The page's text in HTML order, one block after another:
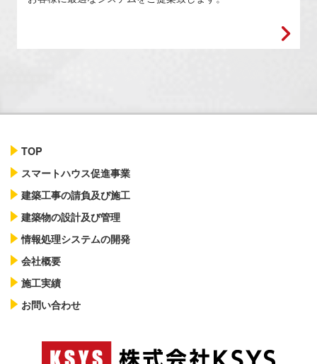
TOP
スマートハウス促進事業
建築工事の請負及び施工
建築物の設計及び管理
情報処理システムの開発
会社概要
施工実績
お問い合わせ